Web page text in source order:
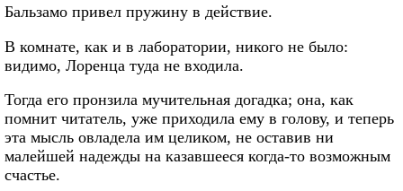
Бальзамо привел пружину в действие.
В комнате, как и в лаборатории, никого не было:
видимо, Лоренца туда не входила.
Тогда его пронзила мучительная догадка; она, как
помнит читатель, уже приходила ему в голову, и теперь
эта мысль овладела им целиком, не оставив ни
малейшей надежды на казавшееся когда-то возможным
счастье.